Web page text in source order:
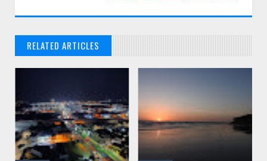
RELATED ARTICLES
// THATS WHAT YOU MIGHT BE LOOKING FOR